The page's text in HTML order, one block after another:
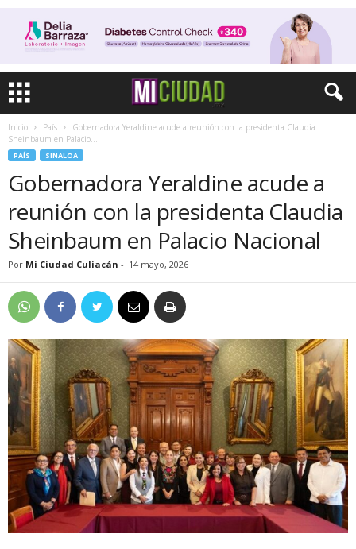
Inicio País
Gobernadora Yeraldine acude a reunión con la presidenta Claudia
Sheinbaum en Palacio...
PAÍS SINALOA
Gobernadora Yeraldine acude a
reunión con la presidenta Claudia
Sheinbaum en Palacio Nacional
Por Mi Ciudad Culiacán - 14 mayo, 2026